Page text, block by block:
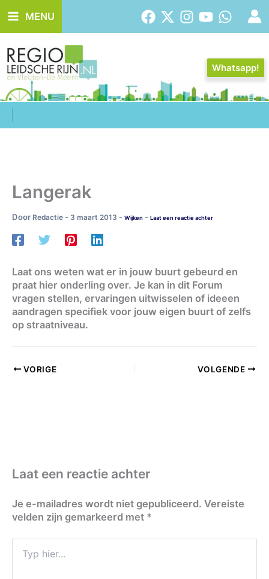
naar
de
inhoud
MENU
Whatsapp!
Langerak
Door Redactie - 3 maart 2013 - Wijken - Laat een reactie achter
Laat ons weten wat er in jouw buurt gebeurd en
praat hier onderling over. Je kan in dit Forum
vragen stellen, ervaringen uitwisselen of ideeen
aandragen specifiek voor jouw eigen buurt of zelfs
op straatniveau.
VORIGE VOLGENDE
Laat een reactie achter
Je e-mailadres wordt niet gepubliceerd. Vereiste
velden zijn gemarkeerd met *
hier...